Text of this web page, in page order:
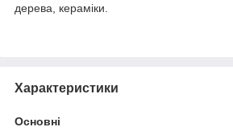
дерева, кераміки.
Характеристики
Основні